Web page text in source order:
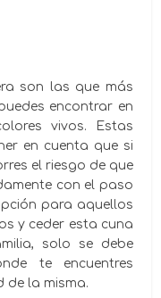
son las que más
encontrar en
vivos. Estas
en cuenta que si
el riesgo de que
con el paso
para aquellos
y ceder esta cuna
solo se debe
te encuentres
de la misma.